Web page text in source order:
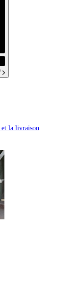
et la livraison